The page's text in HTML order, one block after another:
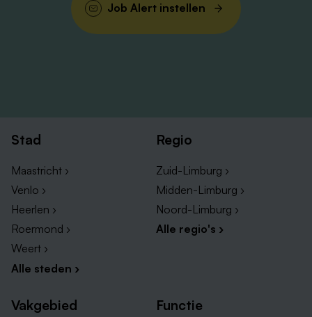
Job Alert instellen
Stad
Maastricht ›
Venlo ›
Heerlen ›
Roermond ›
Weert ›
Alle steden ›
Regio
Zuid-Limburg ›
Midden-Limburg ›
Noord-Limburg ›
Alle regio's ›
Vakgebied Functie